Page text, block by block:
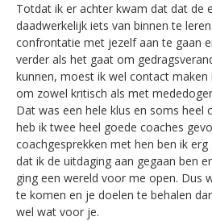
Totdat ik er achter kwam dat dat de
daadwerkelijk iets van binnen te
confrontatie met jezelf aan te gaan
verder als het gaat om
kunnen, moest ik wel contact
om zowel kritisch als met
Dat was een hele klus en soms heel
heb ik twee heel goede coaches
coachgesprekken met hen ben ik
dat ik de uitdaging aan gegaan ben
ging een wereld voor me open. Dus
te komen en je doelen te behalen
wel wat voor je.